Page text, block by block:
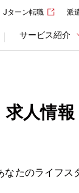
Jターン転職 派
サービス紹介
求人情報
たのライフ